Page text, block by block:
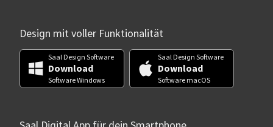
Design mit voller Funktionalität
Saal Design Software
Download
Software Windows
Saal Design Software
Download
Software macOS